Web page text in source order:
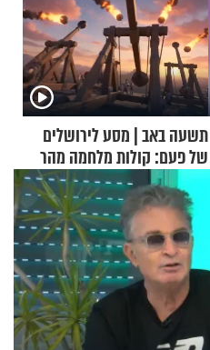
תשעה באב | מסע לירושלים
של פעם: קולות מלחמה מהר
הזיתים